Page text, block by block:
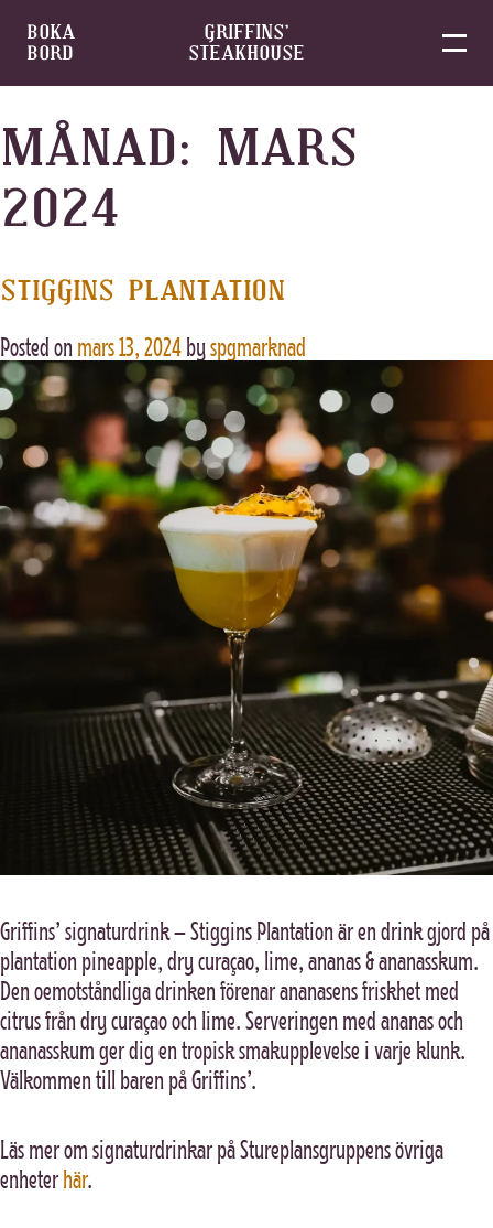
Skip
to
content
BOKA
BORD
GRIFFINS’
STEAKHOUSE
MÅNAD: MARS
2024
STIGGINS PLANTATION
Posted onmars 13, 2024byspgmarknad
Griffins’ signaturdrink – Stiggins Plantation är en drink gjord på
plantation pineapple, dry curaçao, lime, ananas & ananasskum.
Den oemotståndliga drinken förenar ananasens friskhet med
citrus från dry curaçao och lime. Serveringen med ananas och
ananasskum ger dig en tropisk smakupplevelse i varje klunk.
Välkommen till baren på Griffins’.
Läs mer om signaturdrinkar på Stureplansgruppens övriga
enheterhär.